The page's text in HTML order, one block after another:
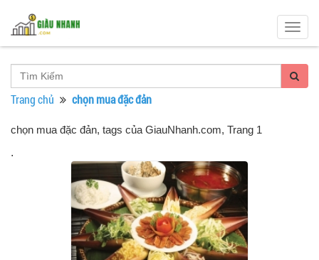
Trang chủ chọn mua đặc đản
chọn mua đặc đản, tags của GiauNhanh.com, Trang 1
.